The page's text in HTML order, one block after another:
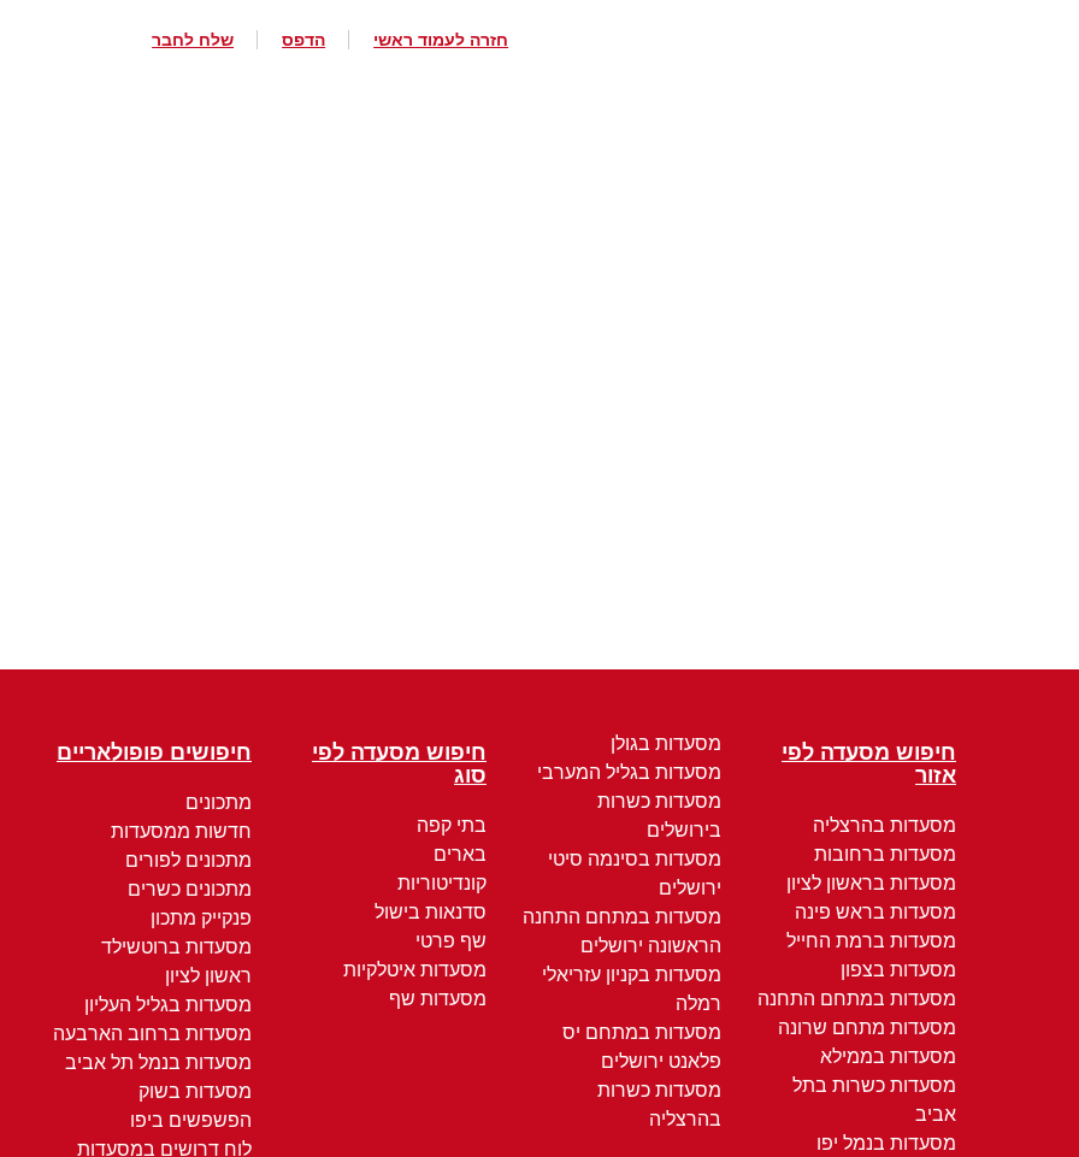
חזרה לעמוד ראשי הדפס שלח לחבר
חיפוש מסעדה לפי
אזור
מסעדות בהרצליה
מסעדות ברחובות
מסעדות בראשון לציון
מסעדות בראש פינה
מסעדות ברמת החייל
מסעדות בצפון
מסעדות במתחם התחנה
מסעדות מתחם שרונה
מסעדות בממילא
מסעדות כשרות בתל
אביב
מסעדות בנמל יפו
מסעדות בגולן
מסעדות בגליל המערבי
מסעדות כשרות
בירושלים
מסעדות בסינמה סיטי
ירושלים
מסעדות במתחם התחנה
הראשונה ירושלים
מסעדות בקניון עזריאלי
רמלה
מסעדות במתחם יס
פלאנט ירושלים
מסעדות כשרות
בהרצליה
חיפוש מסעדה לפי
סוג
בתי קפה
בארים
קונדיטוריות
סדנאות בישול
שף פרטי
מסעדות איטלקיות
מסעדות שף
חיפושים פופולאריים
מתכונים
חדשות ממסעדות
מתכונים לפורים
מתכונים כשרים
פנקייק מתכון
מסעדות ברוטשילד
ראשון לציון
מסעדות בגליל העליון
מסעדות ברחוב הארבעה
מסעדות בנמל תל אביב
מסעדות בשוק
הפשפשים ביפו
לוח דרושים במסעדות